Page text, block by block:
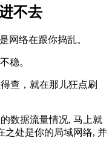
不去
网络在跟你捣乱。
稳。
查，就在那儿狂点刷
数据流量情况, 马上就
之处是你的局域网络, 并